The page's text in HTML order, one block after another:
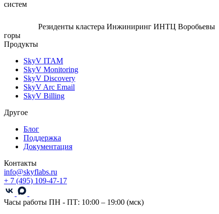
систем
Резиденты кластера Инжиниринг ИНТЦ Воробьевы
горы
Продукты
SkyV ITAM
SkyV Monitoring
SkyV Discovery
SkyV Arc Email
SkyV Billing
Другое
Блог
Поддержка
Документация
Контакты
info@skyflabs.ru
+ 7 (495) 109-47-17
Часы работы ПН - ПТ: 10:00 – 19:00 (мск)